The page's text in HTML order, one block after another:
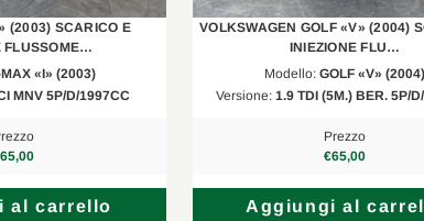
(2003) SCARICO E
FLUSSOME…
«I» (2003)
MNV 5P/D/1997CC
al carrello
VOLKSWAGEN GOLF «V» (2004)
INIEZIONE FLU…
Modello: GOLF «V» (2004)
Versione: 1.9 TDI (5M.) BER. 5P/
Prezzo
€65,00
Aggiungi al